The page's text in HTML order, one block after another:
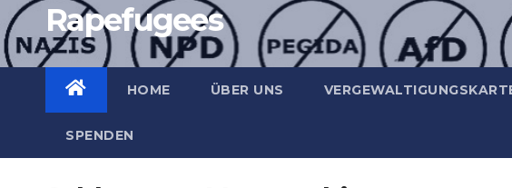
Rapefugees
HOME ÜBER UNS
SPENDEN